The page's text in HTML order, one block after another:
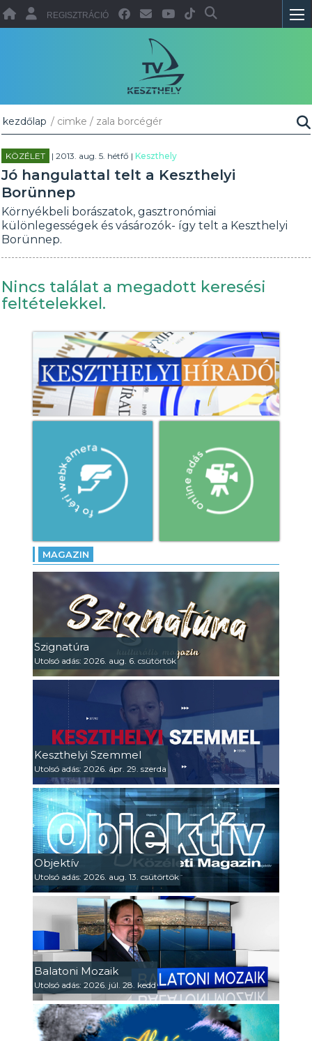
REGISZTRÁCIÓ
kezdőlap / cimke / zala borcégér
KÖZÉLET | 2013. aug. 5. hétfő |Keszthely
Jó hangulattal telt a Keszthelyi
Borünnep
Környékbeli borászatok, gasztronómiai
különlegességek és vásározók- így telt a Keszthelyi
Borünnep.
Nincs találat a megadott keresési
feltételekkel.
MAGAZIN
Szignatúra
Utolsó adás: 2026. aug. 6. csütörtök
Keszthelyi Szemmel
Utolsó adás: 2026. ápr. 29. szerda
Objektív
Utolsó adás: 2026. aug. 13. csütörtök
Balatoni Mozaik
Utolsó adás: 2026. júl. 28. kedd